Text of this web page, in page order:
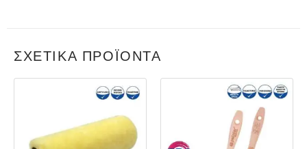
ΣΧΕΤΙΚΆ ΠΡΟΪΌΝΤΑ